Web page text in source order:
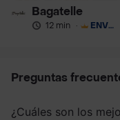
Bagatelle
12 min · ENVÍO GRATIS
Preguntas
¿Cuáles son los